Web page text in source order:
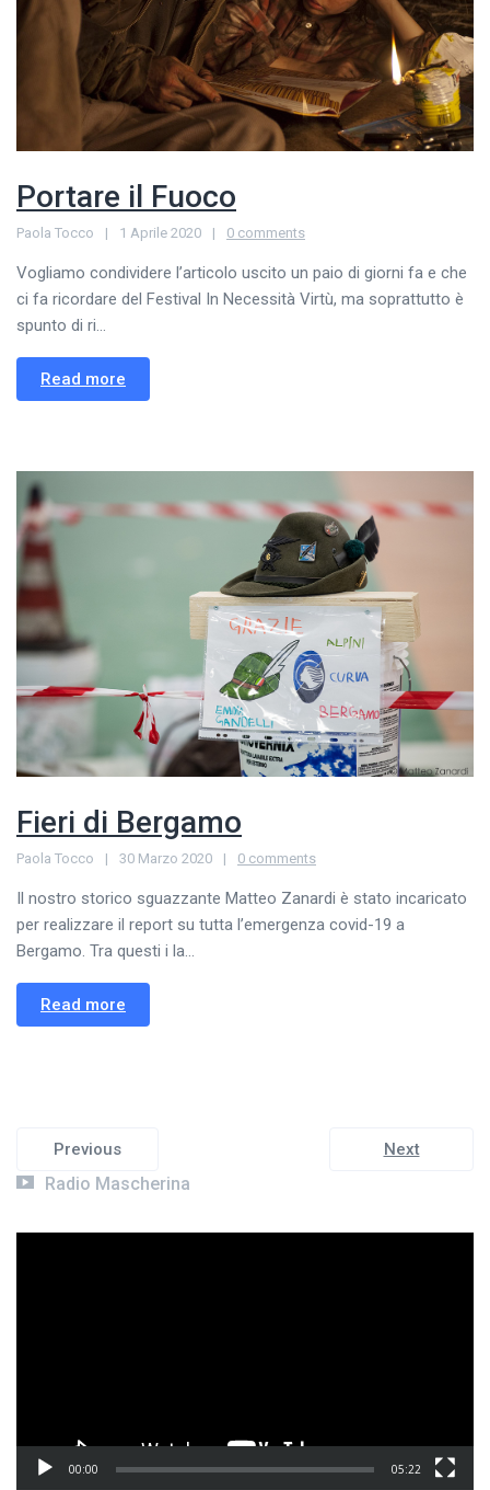
Portare il Fuoco
Paola Tocco 1 Aprile 2020 0 comments
Vogliamo condividere l’articolo uscito un paio di giorni fa e che
ci fa ricordare del Festival In Necessità Virtù, ma soprattutto è
spunto di ri...
Read more
Fieri di Bergamo
Paola Tocco 30 Marzo 2020 0 comments
Il nostro storico sguazzante Matteo Zanardi è stato incaricato
per realizzare il report su tutta l’emergenza covid-19 a
Bergamo. Tra questi i la...
Read more
Previous Next
Radio Mascherina
00:00 05:22